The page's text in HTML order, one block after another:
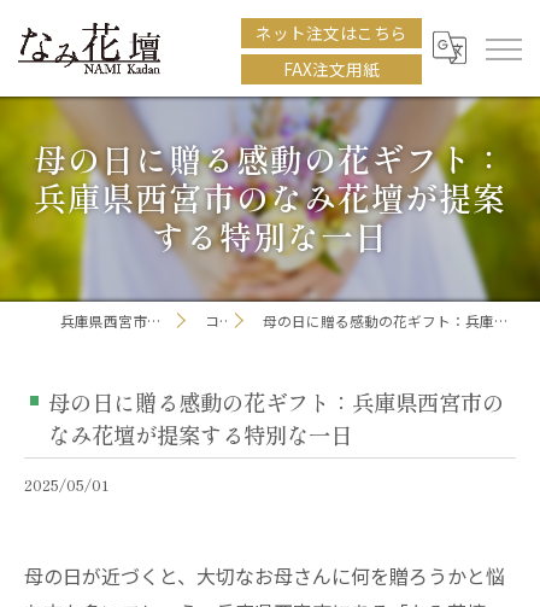
ネット注文はこちら
FAX注文用紙
母の日に贈る感動の花ギフト：
兵庫県西宮市のなみ花壇が提案
する特別な一日
兵庫県西宮市の花屋ならなみ花壇 コラム 母の日に贈る感動の花ギフト：兵庫県西宮市のなみ花壇が提案する特別な一日
母の日に贈る感動の花ギフト：兵庫県西宮市の
なみ花壇が提案する特別な一日
2025/05/01
母の日が近づくと、大切なお母さんに何を贈ろうかと悩